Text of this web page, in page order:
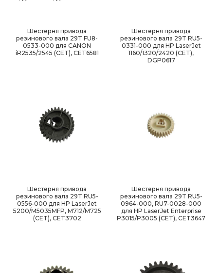
Шестерня привода
резинового вала 29T FU8-
0533-000 для CANON
iR2535/2545 (CET), CET6581
Шестерня привода
резинового вала 29T RU5-
0331-000 для HP LaserJet
1160/1320/2420 (CET),
DGP0617
Шестерня привода
резинового вала 29T RU5-
0556-000 для HP LaserJet
5200/M5035MFP, M712/M725
(CET), CET3702
Шестерня привода
резинового вала 29T RU5-
0964-000, RU7-0028-000
для HP LaserJet Enterprise
P3015/P3005 (CET), CET3647